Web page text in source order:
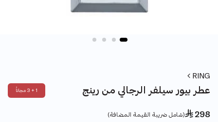
RING
عطر بيور سيلفر الرجالي من رينج 1 + 3 مجاناً
 298(شامل ضريبة القيمة المضافة)